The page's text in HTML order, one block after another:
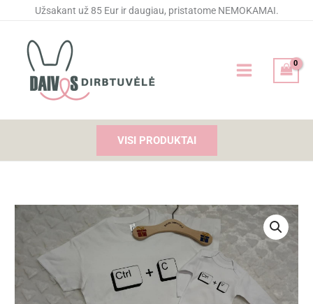
Užsakant už 85 Eur ir daugiau, pristatome NEMOKAMAI.
VISI PRODUKTAI
produkto
Marškinėliai
ir
smėlinukas